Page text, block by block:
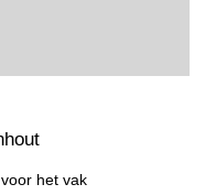
het vak